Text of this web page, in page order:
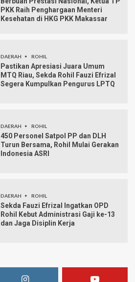
PKK Raih Penghargaan Menteri
Kesehatan di HKG PKK Makassar
DAERAH ROHIL
Pastikan Apresiasi Juara Umum
MTQ Riau, Sekda Rohil Fauzi Efrizal
Segera Kumpulkan Pengurus LPTQ
DAERAH ROHIL
450 Personel Satpol PP dan DLH
Turun Bersama, Rohil Mulai Gerakan
Indonesia ASRI
DAERAH ROHIL
Sekda Fauzi Efrizal Ingatkan OPD
Rohil Kebut Administrasi Gaji ke-13
dan Jaga Disiplin Kerja